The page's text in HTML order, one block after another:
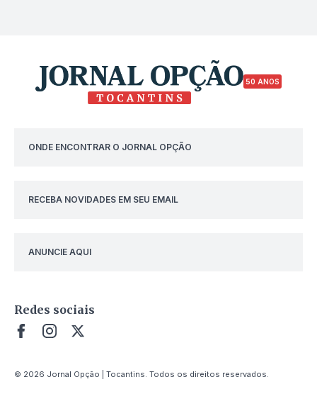
50 ANOS
ONDE ENCONTRAR O JORNAL OPÇÃO
RECEBA NOVIDADES EM SEU EMAIL
ANUNCIE AQUI
Redes sociais
© 2026 Jornal Opção | Tocantins. Todos os direitos reservados.